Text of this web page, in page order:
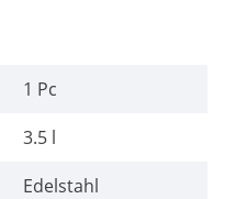
1 Pc
3.5 l
Edelstahl